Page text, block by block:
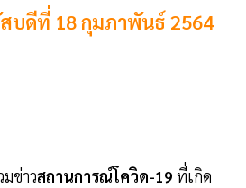
บดีที่ 18 กุมภาพันธ์ 2564
ข่าวสถานการณ์โควิด-19 ที่เกิด